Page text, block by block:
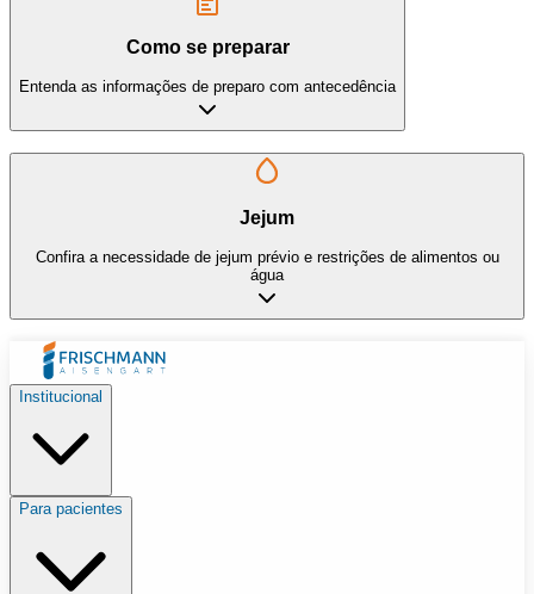
Como se preparar
Entenda as informações de preparo com antecedência
Jejum
Confira a necessidade de jejum prévio e restrições de alimentos ou
água
Institucional
Para pacientes